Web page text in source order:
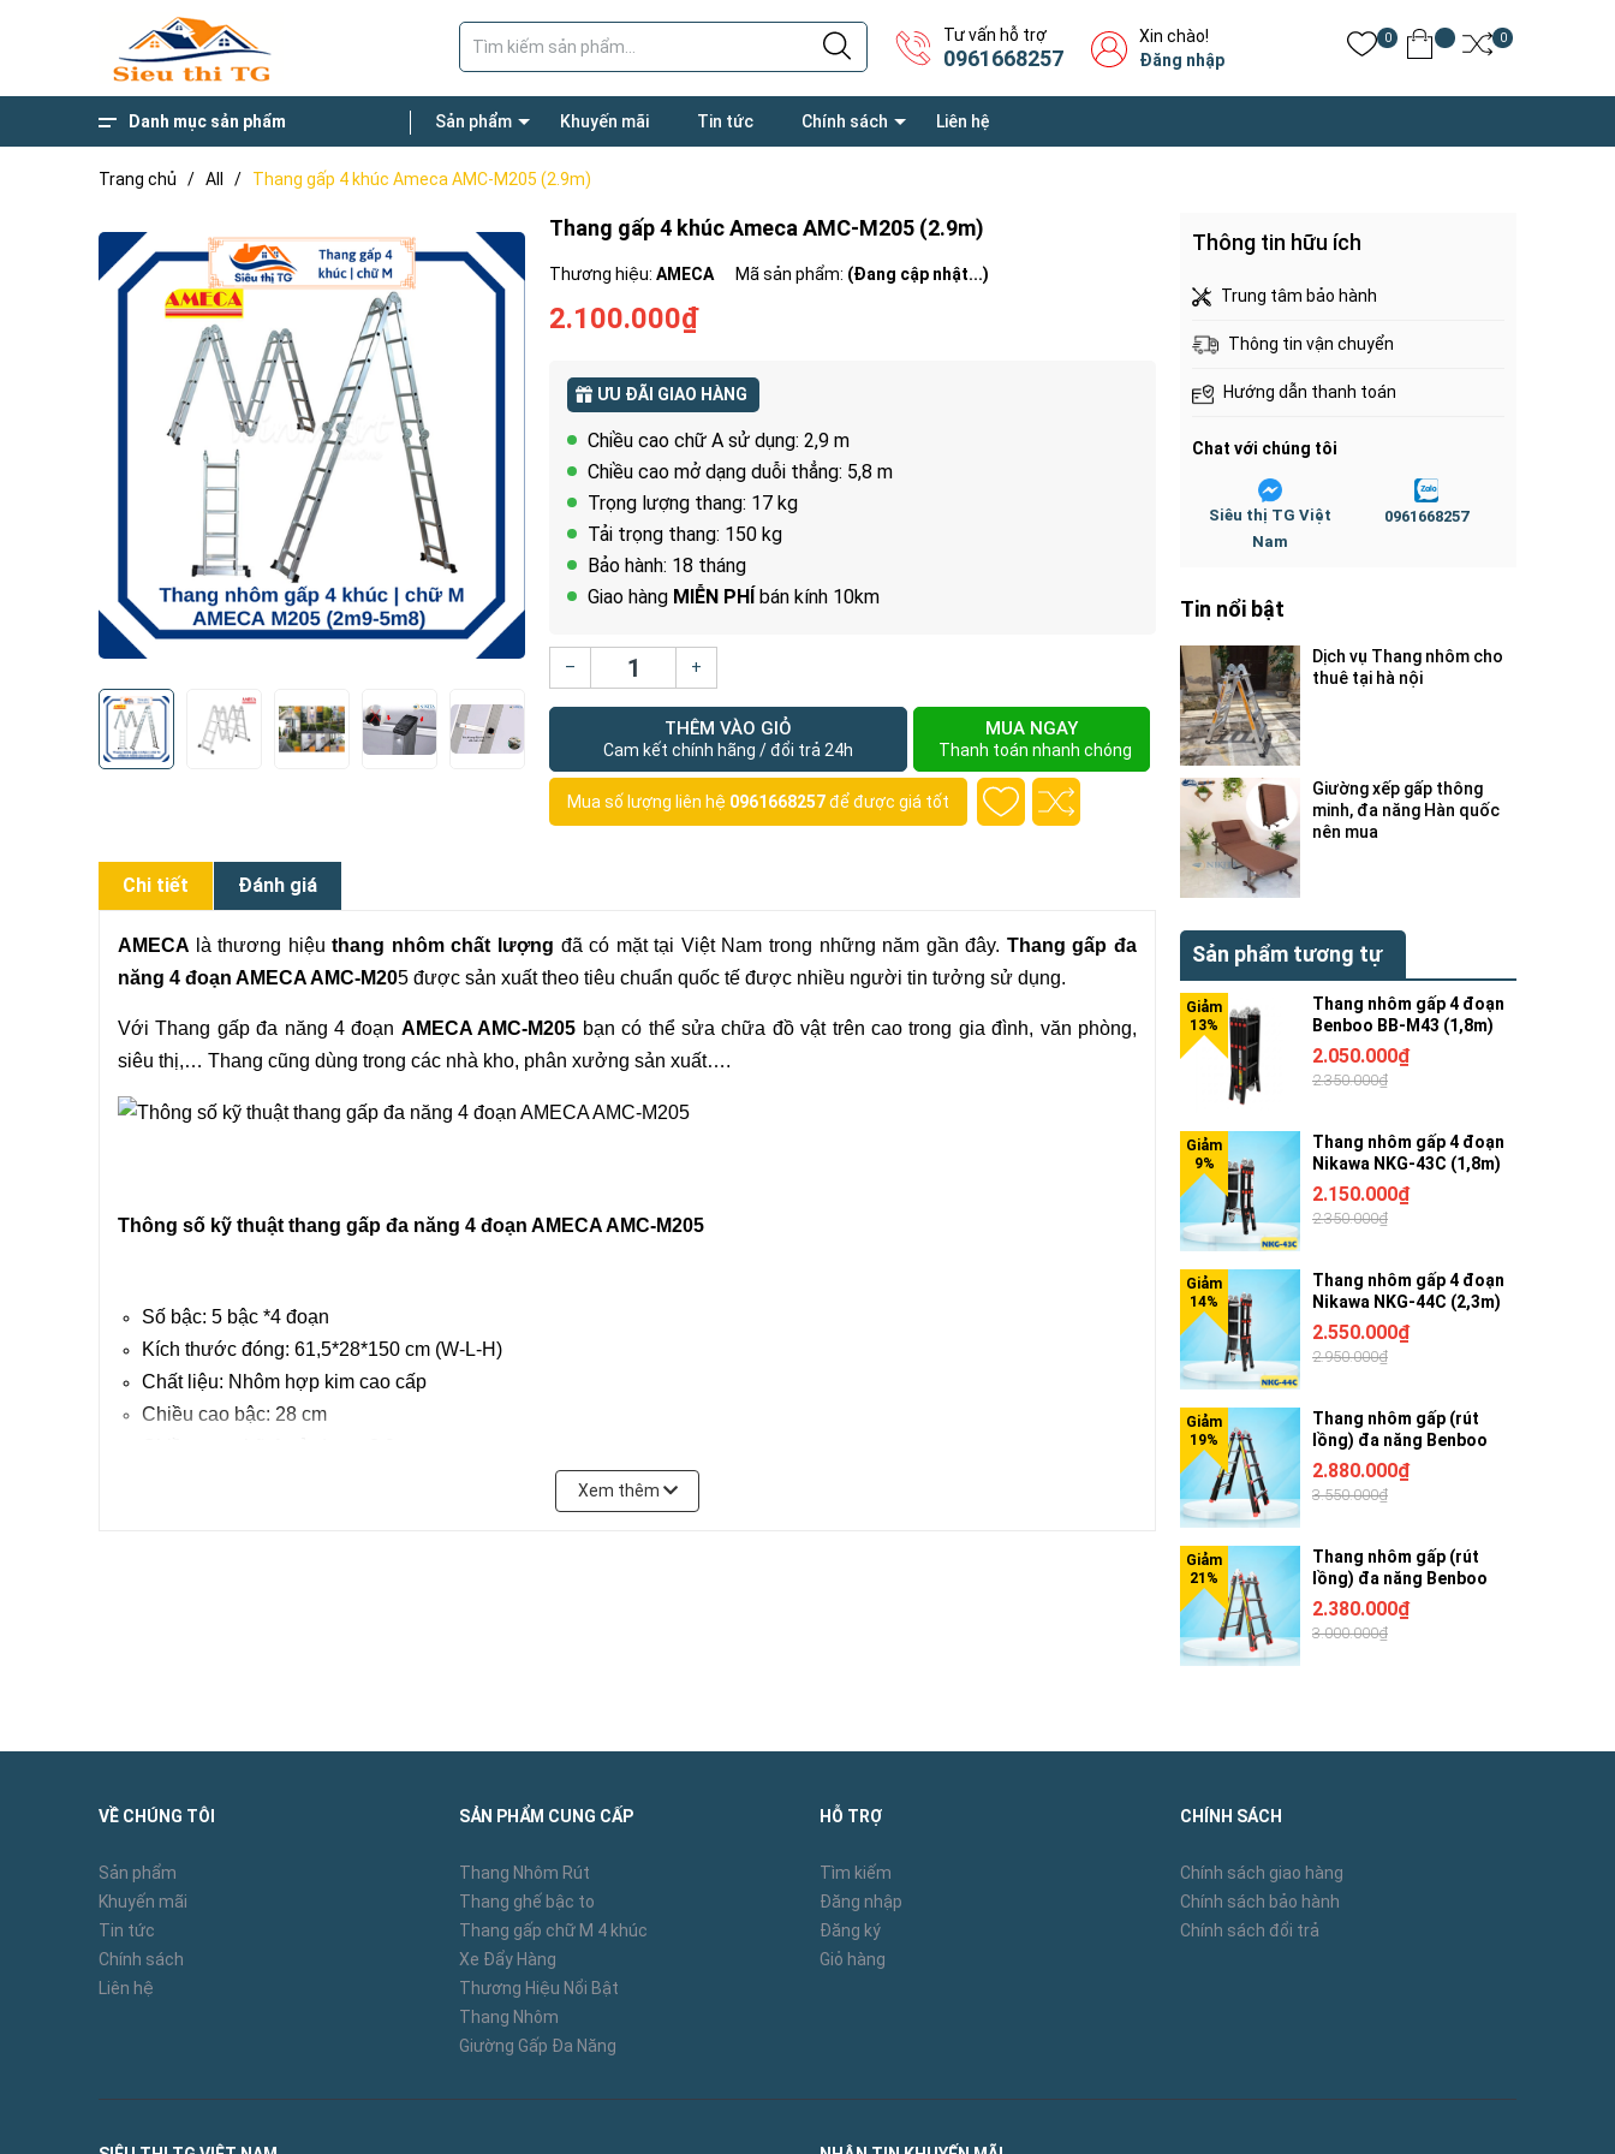
Tư vấn hỗ trợ
0961668257
Xin chào!
Đăng nhập
0 0
Danh mục sản phẩm Sản phẩm Khuyến mãi Tin tức Chính sách Liên hệ
Trang chủ / All / Thang gấp 4 khúc Ameca AMC-M205 (2.9m)
Thang gấp 4 khúc Ameca AMC-M205 (2.9m)
Thương hiệu: AMECA Mã sản phẩm: (Đang cập nhật...)
2.100.000₫
ƯU ĐÃI GIAO HÀNG
Chiều cao chữ A sử dụng: 2,9 m
Chiều cao mở dạng duỗi thẳng: 5,8 m
Trọng lượng thang: 17 kg
Tải trọng thang: 150 kg
Bảo hành: 18 tháng
Giao hàng MIỄN PHÍ bán kính 10km
– +
THÊM VÀO GIỎ
Cam kết chính hãng / đổi trả 24h
MUA NGAY
Thanh toán nhanh chóng
Mua số lượng liên hệ 0961668257để được giá tốt
Chi tiết Đánh giá
AMECA là thương hiệuthang nhôm chất lượng đã có mặt tại Việt Nam trong những năm gần đây. Thang gấp đa
năng 4 đoạn AMECA AMC-M205 được sản xuất theo tiêu chuẩn quốc tế được nhiều người tin tưởng sử dụng.
Với Thang gấp đa năng 4 đoạn AMECA AMC-M205 bạn có thể sửa chữa đồ vật trên cao trong gia đình, văn phòng,
siêu thị,… Thang cũng dùng trong các nhà kho, phân xưởng sản xuất….
Thông số kỹ thuật thang gấp đa năng 4 đoạn AMECA AMC-M205
Số bậc: 5 bậc *4 đoạn
Kích thước đóng: 61,5*28*150 cm (W-L-H)
Chất liệu: Nhôm hợp kim cao cấp
Chiều cao bậc: 28 cm
Hướng dẫn sử dụng thang thang gấp đa năng 4 đoạn AMECA AMC-M205
Không nên sử dụng thang gấp đa năng khi bạn đang đeo găng tay có dầu mỡ, trơn trượt / hoặc giày dép không đủ
an toàn.
Bậc thang, bề mặt sàn, điểm tựa thang…không nên để dính dầu mỡ vào.
Tuyệt đối không để nhiều người làm việc trên một chiếc thang nếu thang chỉ thiết kế dành cho một người.
Xem thêm
Thông tin hữu ích
Trung tâm bảo hành
Thông tin vận chuyển
Hướng dẫn thanh toán
Chat với chúng tôi
Siêu thị TG Việt
Nam
0961668257
Tin nổi bật
Dịch vụ Thang nhôm cho
thuê tại hà nội
Giường xếp gấp thông
minh, đa năng Hàn quốc
nên mua
Sản phẩm tương tự
Thang nhôm gấp 4 đoạn
Benboo BB-M43 (1,8m)
2.050.000₫
2.350.000₫
Thang nhôm gấp 4 đoạn
Nikawa NKG-43C (1,8m)
2.150.000₫
2.350.000₫
Thang nhôm gấp 4 đoạn
Nikawa NKG-44C (2,3m)
2.550.000₫
2.950.000₫
Thang nhôm gấp (rút
lồng) đa năng Benboo
BB-45G 5 bậc khóa gạt
2.880.000₫
3.550.000₫
Thang nhôm gấp (rút
lồng) đa năng Benboo
BB-44G 4 bậc khóa gạt
2.380.000₫
3.000.000₫
VỀ CHÚNG TÔI
Sản phẩm
Khuyến mãi
Tin tức
Chính sách
Liên hệ
SẢN PHẨM CUNG CẤP
Thang Nhôm Rút
Thang ghế bậc to
Thang gấp chữ M 4 khúc
Xe Đẩy Hàng
Thương Hiệu Nổi Bật
Thang Nhôm
Giường Gấp Đa Năng
HỖ TRỢ
Tìm kiếm
Đăng nhập
Đăng ký
Giỏ hàng
CHÍNH SÁCH
Chính sách giao hàng
Chính sách bảo hành
Chính sách đổi trả